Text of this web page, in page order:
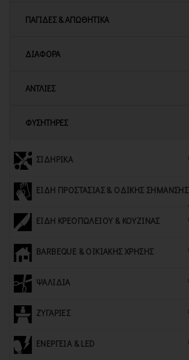
ΠΑΓΙΔΕΣ & ΑΠΩΘΗΤΙΚΑ
ΔΙΑΦΟΡΑ
ΑΝΤΛΙΕΣ
ΦΥΣΗΤΗΡΕΣ
ΣΙΔΗΡΙΚΑ
ΕΙΔΗ ΠΡΟΣΤΑΣΙΑΣ & ΟΔΙΚΗΣ ΣΗΜΑΝΣΗΣ
ΕΙΔΗ ΚΡΕΟΠΩΛΕΙΟΥ & ΚΟΥΖΙΝΑΣ
BARBEQUE & ΟΙΚΙΑΚΗΣ ΧΡΗΣΗΣ
ΨΑΛΙΔΙΑ
ΖΥΓΑΡΙΕΣ
ΕΝΕΡΓΕΙΑ & LED